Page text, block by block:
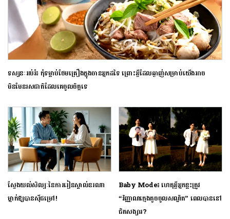
ទស្សនៈអប់រំ៖ កុំទម្លាប់ថែមគ្រឿងក្នុងចានអ្នកដទៃ ព្រោះអ្វីដែលឆ្ងាញ់សម្រាប់យើងអាច
មិនមែនរសជាតិដែលគេចូលចិត្តទេ
ស្វែងយល់សិល្បៈនៃការរៀនស្គាល់នរណា
ម្នាក់ឱ្យបានស៊ីជម្រៅ!
Baby Mode៖ ហេតុអ្វីអ្នកខ្លះត្រូវ
“វិញ្ញាណក្មេងតូចចូលសណ្ឋិត” ពេលបាននៅ
ជិតសង្សារ?